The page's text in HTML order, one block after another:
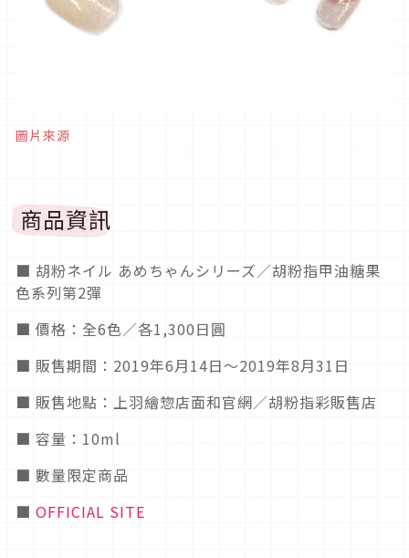
圖片來源
商品資訊
■ 胡粉ネイル あめちゃんシリーズ／胡粉指甲油糖果
色系列第2彈
■ 價格：全6色／各1,300日圓
■ 販售期間：2019年6月14日～2019年8月31日
■ 販售地點：上羽繪惣店面和官網／胡粉指彩販售店
■ 容量：10ml
■ 數量限定商品
■ OFFICIAL SITE